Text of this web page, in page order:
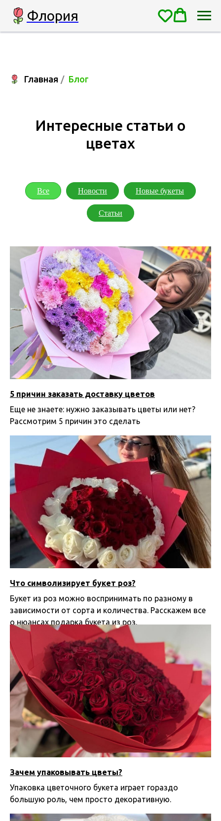
Флория
Главная / Блог
Интересные статьи о
цветах
Все Новости Новые букеты
Статьи
5 причин заказать доставку цветов
Еще не знаете: нужно заказывать цветы или нет?
Рассмотрим 5 причин это сделать
28.07.2025 10:00
Что символизирует букет роз?
Букет из роз можно воспринимать по разному в
зависимости от сорта и количества. Расскажем все
о нюансах подарка букета из роз.
26.07.2025 15:18
Зачем упаковывать цветы?
Упаковка цветочного букета играет гораздо
большую роль, чем просто декоративную.
25.07.2025 16:25